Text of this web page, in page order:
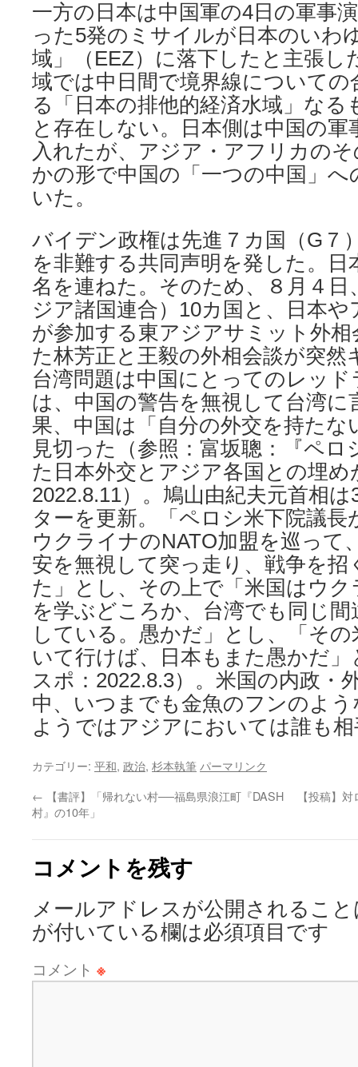
一方の日本は中国軍の4日の軍事
った5発のミサイルが日本のいわ
域」（EEZ）に落下したと主張し
域では中日間で境界線について
る「日本の排他的経済水域」な
と存在しない。日本側は中国の軍
入れたが、アジア・アフリカの
かの形で中国の「一つの中国」
いた。
バイデン政権は先進７カ国（G７
を非難する共同声明を発した。
名を連ねた。そのため、８月４日
ジア諸国連合）10カ国と、日本
が参加する東アジアサミット外
た林芳正と王毅の外相会談が突
台湾問題は中国にとってのレッ
は、中国の警告を無視して台湾に
果、中国は「自分の外交を持たな
見切った（参照：富坂聰：『ペ
た日本外交とアジア各国との埋め
2022.8.11）。鳩山由紀夫元首相
ターを更新。「ペロシ米下院議長
ウクライナのNATO加盟を巡って
安を無視して突っ走り、戦争を
た」とし、その上で「米国はウ
を学ぶどころか、台湾でも同じ
している。愚かだ」とし、「そ
いて行けば、日本もまた愚かだ
スポ：2022.8.3）。米国の内政・
中、いつまでも金魚のフンのよ
ようではアジアにおいては誰も
カテゴリー: 平和, 政治, 杉本執筆 パーマリンク
← 【書評】「帰れない村──福島県浪江町『DASH
村』の10年」
【投稿】
コメントを残す
メールアドレスが公開されるこ
が付いている欄は必須項目です
コメント ※